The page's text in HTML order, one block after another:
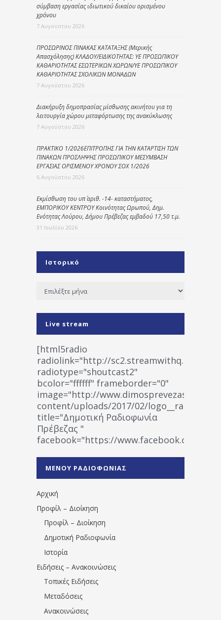
σύμβαση εργασίας ιδιωτικού δικαίου ορισμένου
χρόνου
7 Αυγούστου 2026
ΠΡΟΣΩΡΙΝΟΣ ΠΙΝΑΚΑΣ ΚΑΤΑΤΑΞΗΣ (Μερικής
Απασχόλησης) ΚΛΑΔΟΥ/ΕΙΔΙΚΟΤΗΤΑΣ: ΥΕ ΠΡΟΣΩΠΙΚΟΥ
ΚΑΘΑΡΙΟΤΗΤΑΣ ΕΣΩΤΕΡΙΚΩΝ ΧΩΡΩΝ/ΥΕ ΠΡΟΣΩΠΙΚΟΥ
ΚΑΘΑΡΙΟΤΗΤΑΣ ΣΧΟΛΙΚΩΝ ΜΟΝΑΔΩΝ
7 Αυγούστου 2026
Διακήρυξη δημοπρασίας μίσθωσης ακινήτου για τη
λειτουργία χώρου μεταφόρτωσης της ανακύκλωσης
7 Αυγούστου 2026
ΠΡΑΚΤΙΚΟ 1/2026ΕΠΙΤΡΟΠΗΣ ΓΙΑ ΤΗΝ ΚΑΤΑΡΤΙΣΗ ΤΩΝ
ΠΙΝΑΚΩΝ ΠΡΟΣΛΗΨΗΣ ΠΡΟΣΩΠΙΚΟΥ ΜΕΣΥΜΒΑΣΗ
ΕΡΓΑΣΙΑΣ ΟΡΙΣΜΕΝΟΥ ΧΡΟΝΟΥ ΣΟΧ 1/2026
6 Αυγούστου 2026
Εκμίσθωση του υπ΄ αριθ. -14- καταστήματος,
ΕΜΠΟΡΙΚΟΥ ΚΕΝΤΡΟΥ Κοινότητας Ωρωπού, Δημ.
Ενότητας Λούρου, Δήμου Πρέβεζας εμβαδού 17,50 τ.μ.
31 Ιουλίου 2026
Ιστορικό
Ιστορικό
Live stream
[html5radio
radiolink="http://
radiotype="shoutcast2"
bcolor="ffffff" frameborder="0"
image="http://www.dimosprevezas.gr/wp-
content/uploads/2017/02/
title="Δημοτική Ραδιοφωνία
Πρέβεζας "
facebook="https://www.facebook.com/
1531194763766854/" artist="" ]
ΜΕΝΟΥ ΡΑΔΙΟΦΩΝΙΑΣ
Αρχική
Προφίλ – Διοίκηση
Προφίλ – Διοίκηση
Δημοτική Ραδιοφωνία
Ιστορία
Ειδήσεις – Ανακοινώσεις
Τοπικές Ειδήσεις
Μεταδόσεις
Ανακοινώσεις